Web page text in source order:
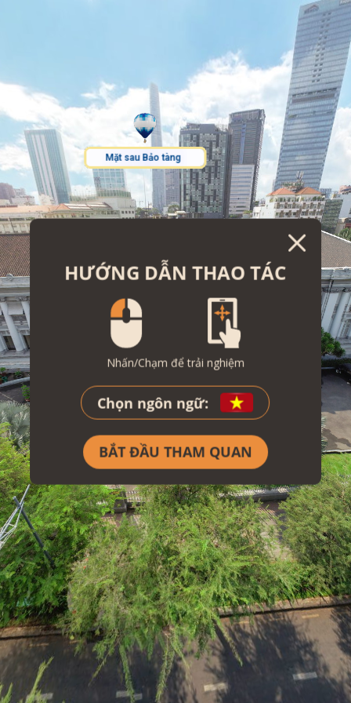
HƯỚNG DẪN THAO TÁC
Nhấn/Chạm để trải nghiệm
Chọn ngôn ngữ:
BẮT ĐẦU THAM QUAN